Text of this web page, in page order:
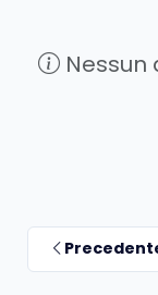
Nessun